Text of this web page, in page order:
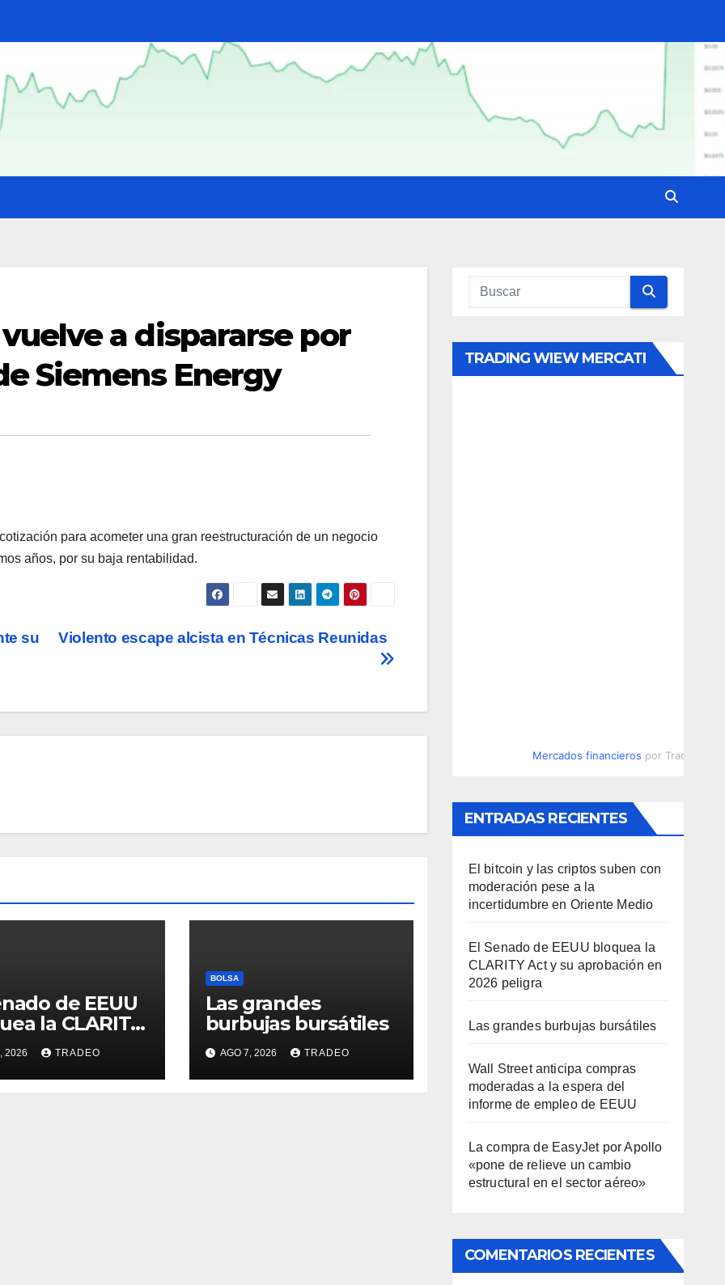
a dispararse por
Siemens Energy
para acometer una gran reestructuración de un negocio
años, por su baja rentabilidad.
Violento escape alcista en Técnicas Reunidas
su
de EEUU
la CLARITY
su aprobación
peligra
2026 TRADEO
BOLSA
Las grandes
burbujas bursátiles
AGO 7, 2026 TRADEO
TRADING WIEW MERCATI
Mercados financieros por
ENTRADAS RECIENTES
El bitcoin y las criptos suben con
moderación pese a la
incertidumbre en Oriente Medio
El Senado de EEUU bloquea la
CLARITY Act y su aprobación en
2026 peligra
Las grandes burbujas bursátiles
Wall Street anticipa compras
moderadas a la espera del
informe de empleo de EEUU
La compra de EasyJet por Apollo
«pone de relieve un cambio
estructural en el sector aéreo»
COMENTARIOS RECIENTES